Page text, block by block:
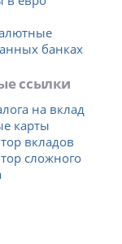
банках
ссылки
на вклад
карты
вкладов
сложного